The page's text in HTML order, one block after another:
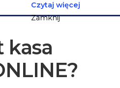
Czytaj więcej
Zamknij
kasa